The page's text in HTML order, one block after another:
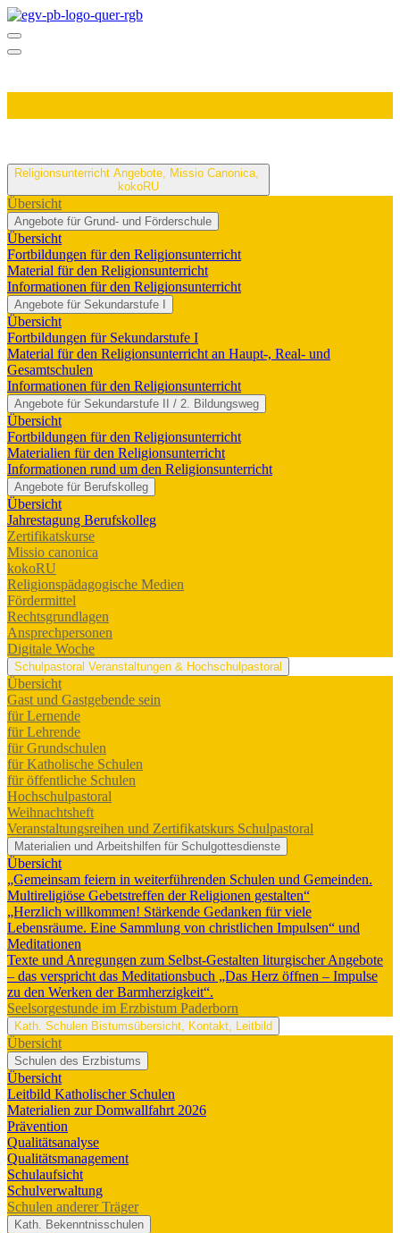
Religionsunterricht Angebote, Missio Canonica,
kokoRU
Übersicht
Angebote für Grund- und Förderschule
Übersicht
Fortbildungen für den Religionsunterricht
Material für den Religionsunterricht
Informationen für den Religionsunterricht
Angebote für Sekundarstufe I
Übersicht
Fortbildungen für Sekundarstufe I
Material für den Religionsunterricht an Haupt-, Real- und
Gesamtschulen
Informationen für den Religionsunterricht
Angebote für Sekundarstufe II / 2. Bildungsweg
Übersicht
Fortbildungen für den Religionsunterricht
Materialien für den Religionsunterricht
Informationen rund um den Religionsunterricht
Angebote für Berufskolleg
Übersicht
Jahrestagung Berufskolleg
Zertifikatskurse
Missio canonica
kokoRU
Religionspädagogische Medien
Fördermittel
Rechtsgrundlagen
Ansprechpersonen
Digitale Woche
Schulpastoral Veranstaltungen & Hochschulpastoral
Übersicht
Gast und Gastgebende sein
für Lernende
für Lehrende
für Grundschulen
für Katholische Schulen
für öffentliche Schulen
Hochschulpastoral
Weihnachtsheft
Veranstaltungsreihen und Zertifikatskurs Schulpastoral
Materialien und Arbeitshilfen für Schulgottesdienste
Übersicht
„Gemeinsam feiern in weiterführenden Schulen und Gemeinden.
Multireligiöse Gebetstreffen der Religionen gestalten“
„Herzlich willkommen! Stärkende Gedanken für viele
Lebensräume. Eine Sammlung von christlichen Impulsen“ und
Meditationen
Texte und Anregungen zum Selbst-Gestalten liturgischer Angebote
– das verspricht das Meditationsbuch „Das Herz öffnen – Impulse
zu den Werken der Barmherzigkeit“.
Seelsorgestunde im Erzbistum Paderborn
Kath. Schulen Bistumsübersicht, Kontakt, Leitbild
Übersicht
Schulen des Erzbistums
Übersicht
Leitbild Katholischer Schulen
Materialien zur Domwallfahrt 2026
Prävention
Qualitätsanalyse
Qualitätsmanagement
Schulaufsicht
Schulverwaltung
Schulen anderer Träger
Kath. Bekenntnisschulen